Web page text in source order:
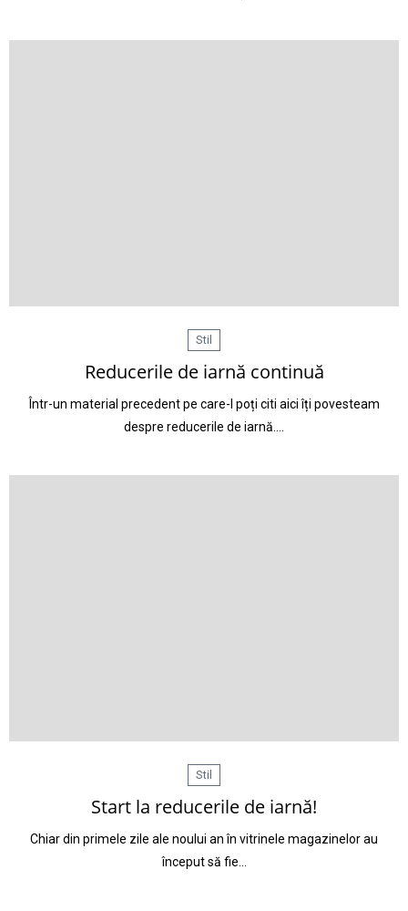
Stil
Reducerile de iarnă continuă
Într-un material precedent pe care-l poți citi aici îți povesteam
despre reducerile de iarnă.…
Stil
Start la reducerile de iarnă!
Chiar din primele zile ale noului an în vitrinele magazinelor au
început să fie…